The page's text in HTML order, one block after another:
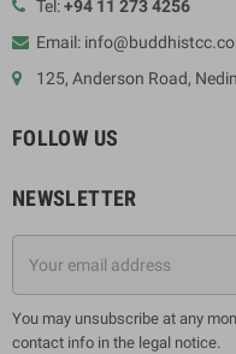
Tel:+94 11 273 4256
Email:
125, Anderson Road,
FOLLOW US
NEWSLETTER
You may unsubscribe at any
contact info in the legal notice.